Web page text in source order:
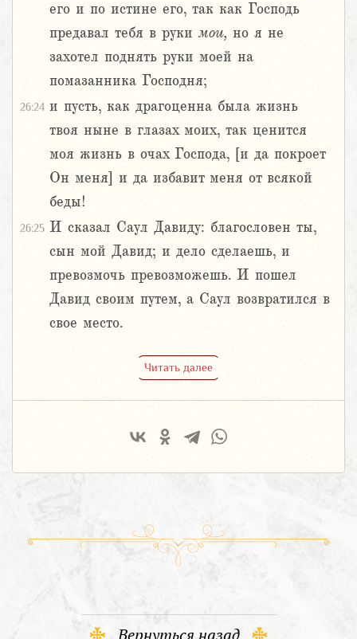
его и по истине его, так как Господь
предавал тебя в руки мои, но я не
захотел поднять руки моей на
помазанника Господня;
26:24 и пусть, как драгоценна была жизнь
твоя ныне в глазах моих, так ценится
моя жизнь в очах Господа, [и да покроет
Он меня] и да избавит меня от всякой
беды!
26:25 И сказал Саул Давиду: благословен ты,
сын мой Давид; и дело сделаешь, и
превозмочь превозможешь. И пошел
Давид своим путем, а Саул возвратился в
свое место.
Читать далее
Вернуться назад